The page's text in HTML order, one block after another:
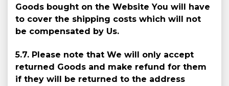
Goods bought on the Website You will have
to cover the shipping costs which will not
be compensated by Us.
5.7. Please note that We will only accept
returned Goods and make refund for them
if they will be returned to the address